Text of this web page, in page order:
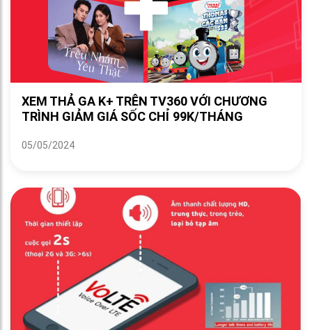
XEM THẢ GA K+ TRÊN TV360 VỚI CHƯƠNG
TRÌNH GIẢM GIÁ SỐC CHỈ 99K/THÁNG
05/05/2024